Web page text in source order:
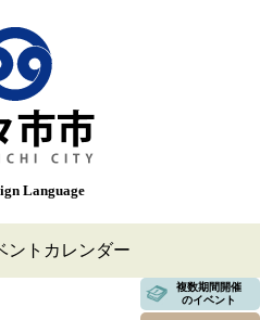
Language
ントカレンダー
複数期間開催
のイベント